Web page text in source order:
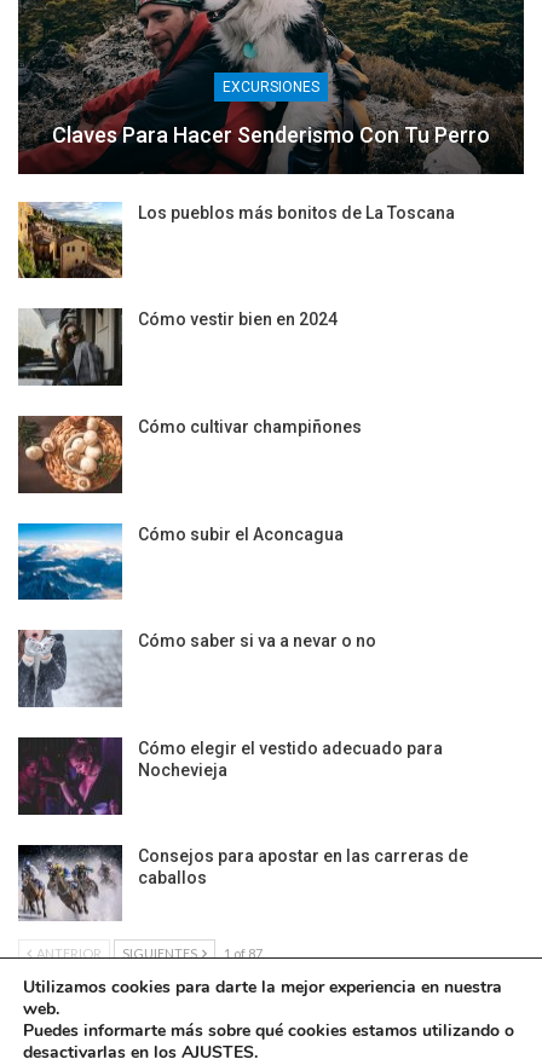
EXCURSIONES
Claves Para Hacer Senderismo Con Tu Perro
Los pueblos más bonitos de La Toscana
Cómo vestir bien en 2024
Cómo cultivar champiñones
Cómo subir el Aconcagua
Cómo saber si va a nevar o no
Cómo elegir el vestido adecuado para
Nochevieja
Consejos para apostar en las carreras de
caballos
ANTERIOR SIGUIENTES 1 of 87
Utilizamos cookies para darte la mejor experiencia en nuestra
web.
Puedes informarte más sobre qué cookies estamos utilizando o
desactivarlas en los AJUSTES.